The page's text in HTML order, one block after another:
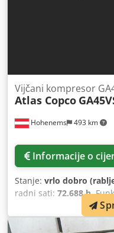
Hohenems 493 km
Vijčani kompresor
Atlas Copco
Informacije o
Stanje: vrlo dobro
radni sati: 72.688 h,
, Vijačni
Crodpjznlx Sofx Aqwsf
12,75 bara 8,67 m3/